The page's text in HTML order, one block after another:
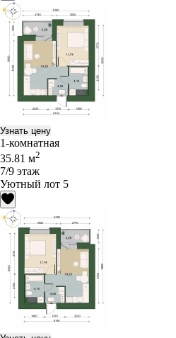
Узнать цену
1-комнатная
35.81 м2
7/9 этаж
Уютный лот 5